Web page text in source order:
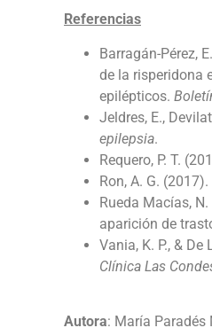
Referencias
Barragán-Pérez,
de la risperidona
epilépticos.
Jeldres, E.,
epilepsia.
Requero, P. T.
Ron, A. G.
Rueda Macías,
aparición de
Vania, K. P., &
Clínica Las
Autora: María Paradés